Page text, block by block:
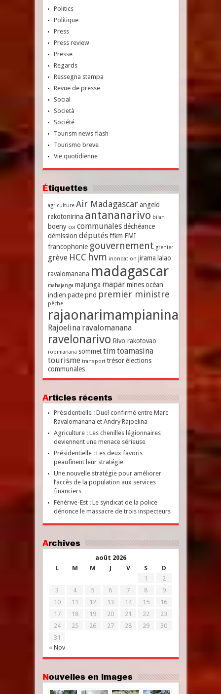
Politics
Politique
Press
Press review
Presse
Regards
Ressegna stampa
Revue de presse
Social
Società
Société
Tourism news flash
Tourismo breve
Vie quotidienne
Étiquettes
agriculture Air Madagascar angelo
rakotonirina antananarivo bilan
boeny coi communales déchéance
démission députés ffkm FMI
francophonie gouvernement grenier
grève HCC hvm inondation jirama lalao
ravalomanana madagascar
mahajanga majunga mapar mines océan
indien pacte pnd premier ministre
pêche
rajaonarimampianina
Rajoelina ravalomanana
ravelonarivo Rivo rakotovao
robimanana sommet timtoamasina
tourisme transport trésor élections
communales
Articles récents
Présidentielle : Duel confirmé entre Marc
Ravalomanana et Andry Rajoelina
Agriculture : Les chenilles légionnaires
deviennent une menace sérieuse
Présidentielle : Les deux favoris
peaufinent leur stratégie
Une nouvelle stratégie pour améliorer
l’accès de la population aux services
financiers
Fénérive-Est : Le syndicat de la police
dénonce le massacre de trois inspecteurs
Archives
août 2026
L
M M J V S D
« Nov
1
2
3
4 5 6 7 8
9
10
11 12 13 14 15
16
17
18 19 20 21 22
23
24
25 26 27 28 29
30
31
Nouvelles en images